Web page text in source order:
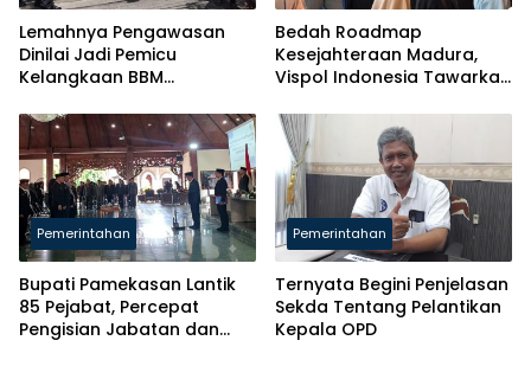
Lemahnya Pengawasan
Dinilai Jadi Pemicu
Kelangkaan BBM
Bedah Roadmap
Kesejahteraan Madura,
Vispol Indonesia Tawarkan
Pendidikan hingga Hilirisasi
Pemerintahan
Bupati Pamekasan Lantik
85 Pejabat, Percepat
Pengisian Jabatan dan
Pemerintahan
Ternyata Begini Penjelasan
Sekda Tentang Pelantikan
Kepala OPD